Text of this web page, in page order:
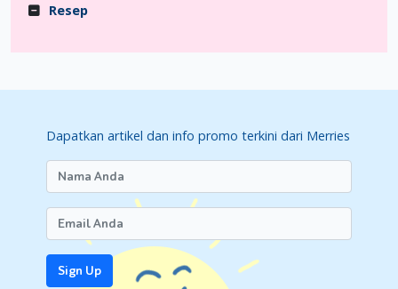
Resep
Dapatkan artikel dan info promo terkini dari Merries
Sign Up